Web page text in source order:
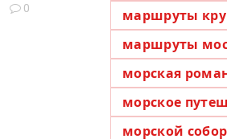
0
маршруты
маршруты
морская
морское
морской собор